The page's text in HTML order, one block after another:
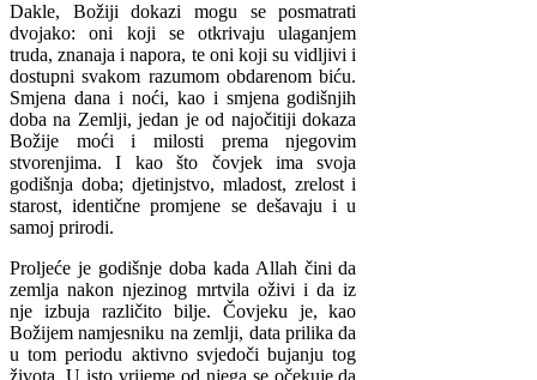
Dakle, Božiji dokazi mogu se posmatrati
dvojako: oni koji se otkrivaju ulaganjem
truda, znanaja i napora, te oni koji su vidljivi i
dostupni svakom razumom obdarenom biću.
Smjena dana i noći, kao i smjena godišnjih
doba na Zemlji, jedan je od najočitiji dokaza
Božije moći i milosti prema njegovim
stvorenjima. I kao što čovjek ima svoja
godišnja doba; djetinjstvo, mladost, zrelost i
starost, identične promjene se dešavaju i u
samoj prirodi.
Proljeće je godišnje doba kada Allah čini da
zemlja nakon njezinog mrtvila oživi i da iz
nje izbuja različito bilje. Čovjeku je, kao
Božijem namjesniku na zemlji, data prilika da
u tom periodu aktivno svjedoči bujanju tog